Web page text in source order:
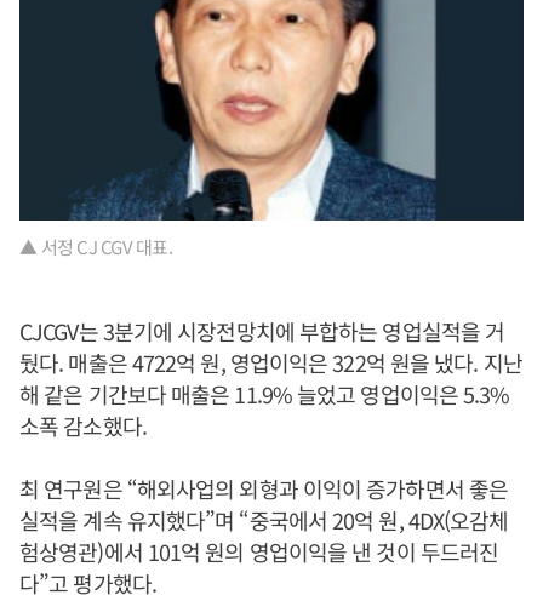
▲ 서정 CJ CGV 대표.
CJCGV는 3분기에 시장전망치에 부합하는 영업실적을 거
뒀다. 매출은 4722억 원, 영업이익은 322억 원을 냈다. 지난
해 같은 기간보다 매출은 11.9% 늘었고 영업이익은 5.3%
소폭 감소했다.
최 연구원은 “해외사업의 외형과 이익이 증가하면서 좋은
실적을 계속 유지했다”며 “중국에서 20억 원, 4DX(오감체
험상영관)에서 101억 원의 영업이익을 낸 것이 두드러진
다”고 평가했다.